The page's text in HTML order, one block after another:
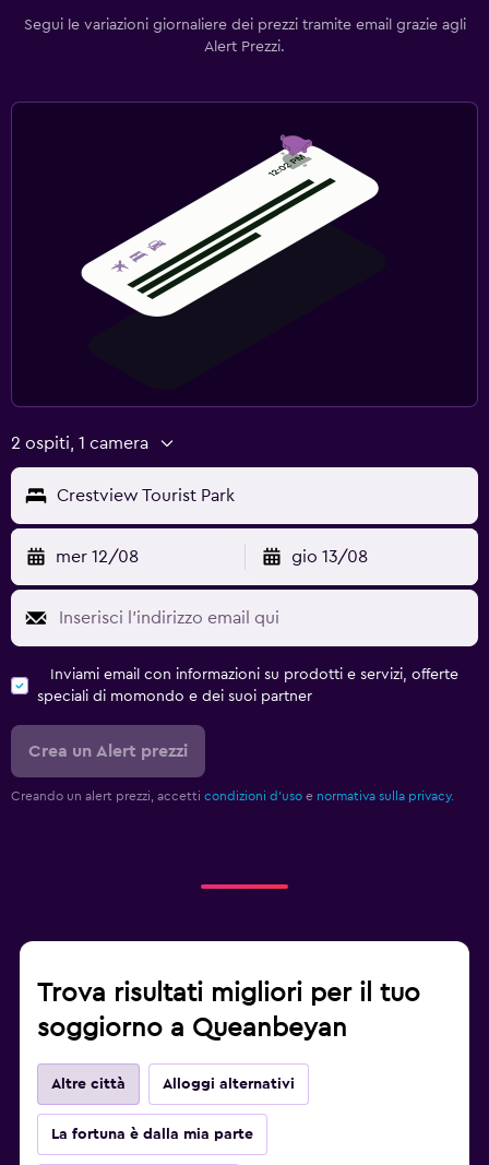
Segui le variazioni giornaliere dei prezzi tramite email grazie agli
Alert Prezzi.
2 ospiti, 1 camera
Crestview Tourist Park
mer 12/08 gio 13/08
Inviami email con informazioni su prodotti e servizi, offerte
speciali di momondo e dei suoi partner
Crea un Alert prezzi
Creando un alert prezzi, accetti condizioni d'uso e normativa sulla privacy.
Trova risultati migliori per il tuo
soggiorno a Queanbeyan
Altre città Alloggi alternativi
La fortuna è dalla mia parte